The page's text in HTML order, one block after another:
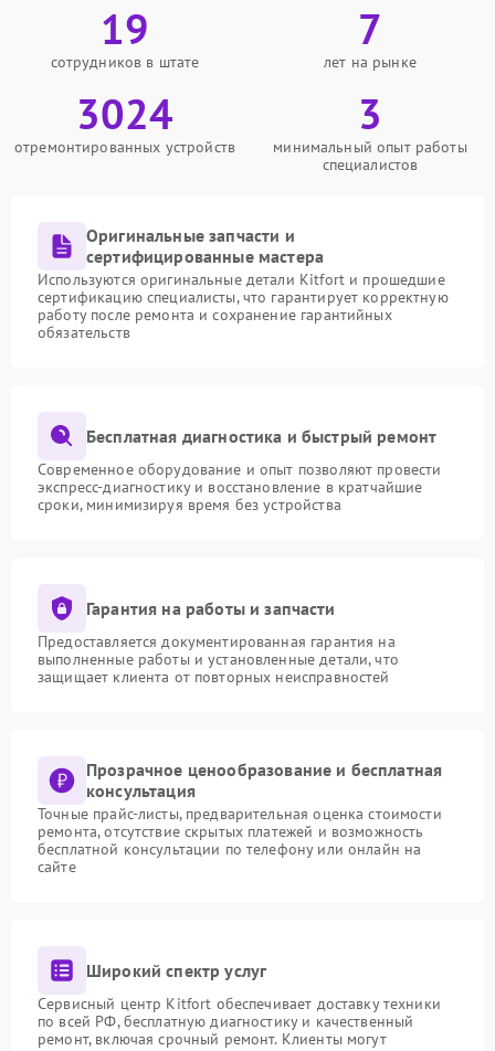
19
сотрудников в штате
7
лет на рынке
3024
отремонтированных устройств
3
минимальный опыт работы
специалистов
Оригинальные запчасти и
сертифицированные мастера
Используются оригинальные детали Kitfort и прошедшие
сертификацию специалисты, что гарантирует корректную
работу после ремонта и сохранение гарантийных
обязательств
Бесплатная диагностика и быстрый ремонт
Современное оборудование и опыт позволяют провести
экспресс-диагностику и восстановление в кратчайшие
сроки, минимизируя время без устройства
Гарантия на работы и запчасти
Предоставляется документированная гарантия на
выполненные работы и установленные детали, что
защищает клиента от повторных неисправностей
Прозрачное ценообразование и бесплатная
консультация
Точные прайс-листы, предварительная оценка стоимости
ремонта, отсутствие скрытых платежей и возможность
бесплатной консультации по телефону или онлайн на
сайте
Широкий спектр услуг
Сервисный центр Kitfort обеспечивает доставку техники
по всей РФ, бесплатную диагностику и качественный
ремонт, включая срочный ремонт. Клиенты могут